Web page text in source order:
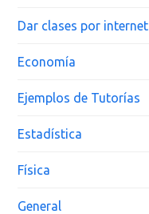
Dar clases por internet
Economía
Ejemplos de Tutorías
Estadística
Física
General